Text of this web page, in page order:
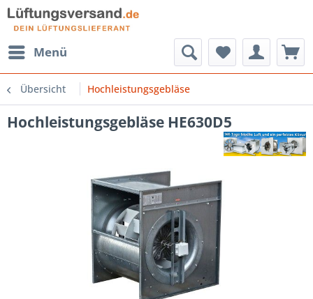
Menü
Übersicht Hochleistungsgebläse
Hochleistungsgebläse HE630D5